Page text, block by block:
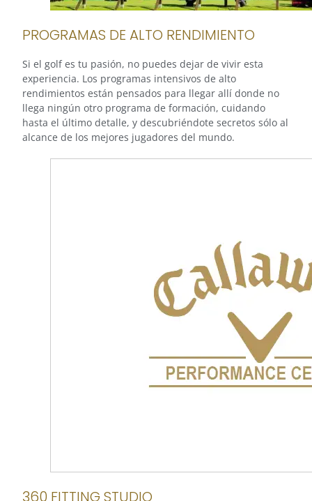
PROGRAMAS DE ALTO RENDIMIENTO
Si el golf es tu pasión, no puedes dejar de vivir esta
experiencia. Los programas intensivos de alto
rendimientos están pensados para llegar allí donde no
llega ningún otro programa de formación, cuidando
hasta el último detalle, y descubriéndote secretos sólo al
alcance de los mejores jugadores del mundo.
360 FITTING STUDIO